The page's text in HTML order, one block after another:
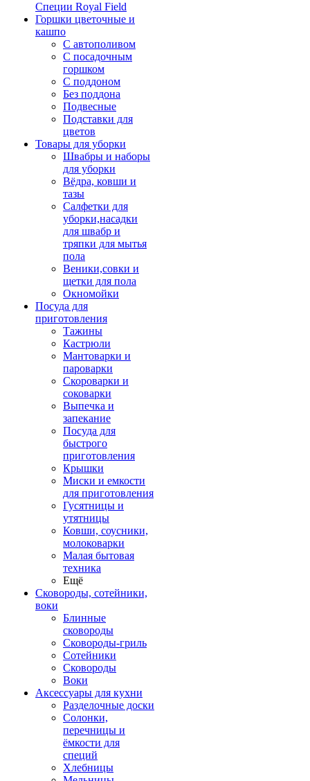
Специи Royal Field
Горшки цветочные и
кашпо
С автополивом
С посадочным
горшком
С поддоном
Без поддона
Подвесные
Подставки для
цветов
Товары для уборки
Швабры и наборы
для уборки
Вёдра, ковши и
тазы
Салфетки для
уборки,насадки
для швабр и
тряпки для мытья
пола
Веники,совки и
щетки для пола
Окномойки
Посуда для
приготовления
Тажины
Кастрюли
Мантоварки и
пароварки
Скороварки и
соковарки
Выпечка и
запекание
Посуда для
быстрого
приготовления
Крышки
Миски и емкости
для приготовления
Гусятницы и
утятницы
Ковши, соусники,
молоковарки
Малая бытовая
техника
Ещё
Сковороды, сотейники,
воки
Блинные
сковороды
Сковороды-гриль
Сотейники
Сковороды
Воки
Аксессуары для кухни
Разделочные доски
Солонки,
перечницы и
ёмкости для
специй
Хлебницы